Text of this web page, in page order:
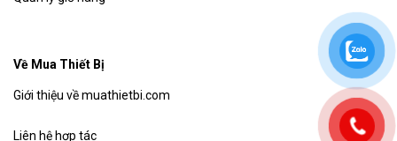
Về Mua Thiết Bị
Giới thiệu về muathietbi.com
Liên hệ hợp tác